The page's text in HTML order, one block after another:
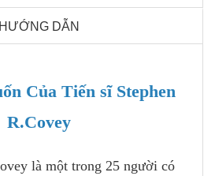
HƯỚNG DẪN
Của Tiến sĩ Stephen
R.Covey
là một trong 25 người có